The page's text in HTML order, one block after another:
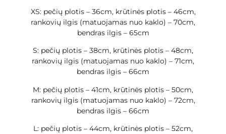
XS: pečių plotis – 36cm, krūtinės plotis – 46cm,
rankovių ilgis (matuojamas nuo kaklo) – 70cm,
bendras ilgis – 65cm
S: pečių plotis – 38cm, krūtinės plotis – 48cm,
rankovių ilgis (matuojamas nuo kaklo) – 71cm,
bendras ilgis – 66cm
M: pečių plotis – 41cm, krūtinės plotis – 50cm,
rankovių ilgis (matuojamas nuo kaklo) – 72cm,
bendras ilgis – 66cm
L: pečių plotis – 44cm, krūtinės plotis – 52cm,